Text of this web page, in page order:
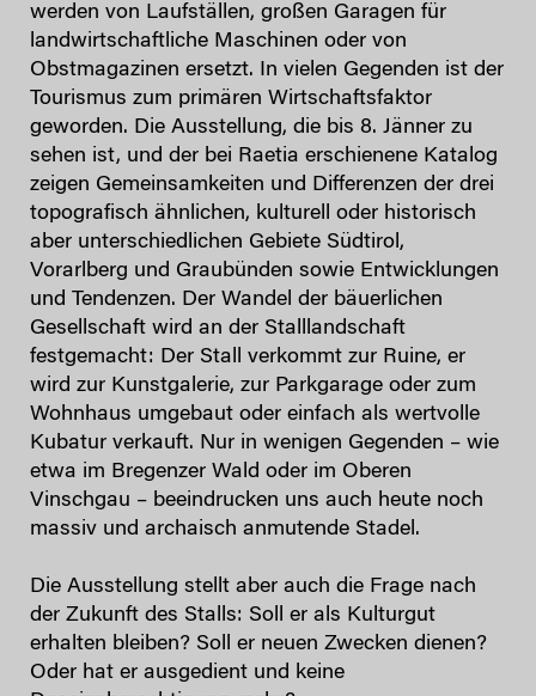
werden von Laufställen, großen Garagen für
landwirtschaftliche Maschinen oder von
Obstmagazinen ersetzt. In vielen Gegenden ist der
Tourismus zum primären Wirtschaftsfaktor
geworden. Die Ausstellung, die bis 8. Jänner zu
sehen ist, und der bei Raetia erschienene Katalog
zeigen Gemeinsamkeiten und Differenzen der drei
topografisch ähnlichen, kulturell oder historisch
aber unterschiedlichen Gebiete Südtirol,
Vorarlberg und Graubünden sowie Entwicklungen
und Tendenzen. Der Wandel der bäuerlichen
Gesellschaft wird an der Stalllandschaft
festgemacht: Der Stall verkommt zur Ruine, er
wird zur Kunstgalerie, zur Parkgarage oder zum
Wohnhaus umgebaut oder einfach als wertvolle
Kubatur verkauft. Nur in wenigen Gegenden – wie
etwa im Bregenzer Wald oder im Oberen
Vinschgau – beeindrucken uns auch heute noch
massiv und archaisch anmutende Stadel.
Die Ausstellung stellt aber auch die Frage nach
der Zukunft des Stalls: Soll er als Kulturgut
erhalten bleiben? Soll er neuen Zwecken dienen?
Oder hat er ausgedient und keine